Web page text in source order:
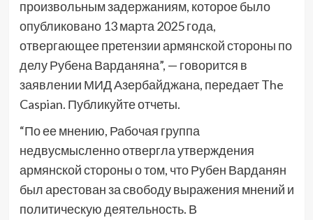
произвольным задержаниям, которое было
опубликовано 13 марта 2025 года,
отвергающее претензии армянской стороны по
делу Рубена Варданяна”, — говорится в
заявлении МИД Азербайджана, передает The
Caspian. Публикуйте отчеты.
“По ее мнению, Рабочая группа
недвусмысленно отвергла утверждения
армянской стороны о том, что Рубен Варданян
был арестован за свободу выражения мнений и
политическую деятельность. В